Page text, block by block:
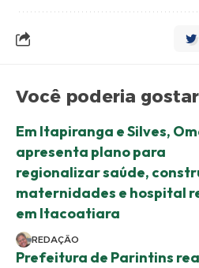
Você poderia
Em Itapiranga e Silves,
apresenta plano para
regionalizar saúde,
maternidades e hospital
em Itacoatiara
REDAÇÃO
Prefeitura de Parintins